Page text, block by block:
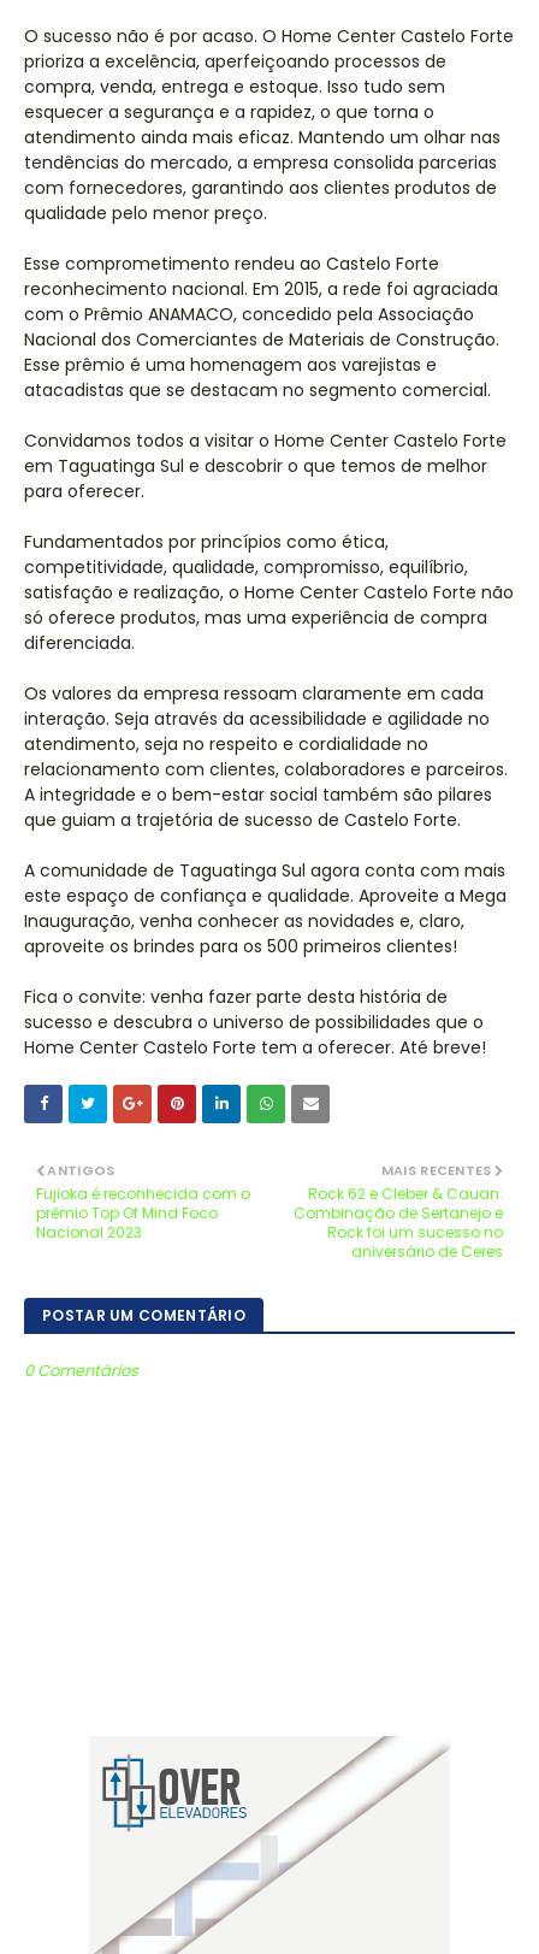
O sucesso não é por acaso. O Home Center Castelo Forte
prioriza a excelência, aperfeiçoando processos de
compra, venda, entrega e estoque. Isso tudo sem
esquecer a segurança e a rapidez, o que torna o
atendimento ainda mais eficaz. Mantendo um olhar nas
tendências do mercado, a empresa consolida parcerias
com fornecedores, garantindo aos clientes produtos de
qualidade pelo menor preço.
Esse comprometimento rendeu ao Castelo Forte
reconhecimento nacional. Em 2015, a rede foi agraciada
com o Prêmio ANAMACO, concedido pela Associação
Nacional dos Comerciantes de Materiais de Construção.
Esse prêmio é uma homenagem aos varejistas e
atacadistas que se destacam no segmento comercial.
Convidamos todos a visitar o Home Center Castelo Forte
em Taguatinga Sul e descobrir o que temos de melhor
para oferecer.
Fundamentados por princípios como ética,
competitividade, qualidade, compromisso, equilíbrio,
satisfação e realização, o Home Center Castelo Forte não
só oferece produtos, mas uma experiência de compra
diferenciada.
Os valores da empresa ressoam claramente em cada
interação. Seja através da acessibilidade e agilidade no
atendimento, seja no respeito e cordialidade no
relacionamento com clientes, colaboradores e parceiros.
A integridade e o bem-estar social também são pilares
que guiam a trajetória de sucesso de Castelo Forte.
A comunidade de Taguatinga Sul agora conta com mais
este espaço de confiança e qualidade. Aproveite a Mega
Inauguração, venha conhecer as novidades e, claro,
aproveite os brindes para os 500 primeiros clientes!
Fica o convite: venha fazer parte desta história de
sucesso e descubra o universo de possibilidades que o
Home Center Castelo Forte tem a oferecer. Até breve!
MAIS RECENTES
Rock 62 e Cleber & Cauan:
Combinação de Sertanejo e
Rock foi um sucesso no
aniversário de Ceres
ANTIGOS
Fujioka é reconhecida com o
prêmio Top Of Mind Foco
Nacional 2023
POSTAR UM COMENTÁRIO
0 Comentários